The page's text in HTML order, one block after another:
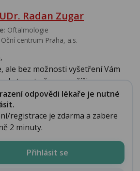
Radan Zugar
Oftalmologie
Oční centrum Praha, a.s.
ale bez možnosti vyšetření Vám
přesnou příčinu ...
odpovědi lékaře je nutné
registrace je zdarma a zabere
2 minuty.
Přihlásit se